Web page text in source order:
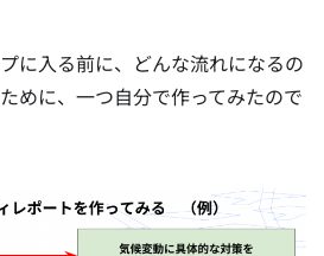
に入る前に、どんな流れになるの
めに、一つ自分で作ってみたので